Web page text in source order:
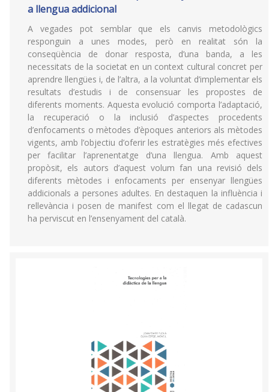
a llengua addicional
A vegades pot semblar que els canvis metodològics
responguin a unes modes, però en realitat són la
conseqüència de donar resposta, d’una banda, a les
necessitats de la societat en un context cultural concret per
aprendre llengües i, de l’altra, a la voluntat d’implementar els
resultats d’estudis i de consensuar les propostes de
diferents moments. Aquesta evolució comporta l’adaptació,
la recuperació o la inclusió d’aspectes procedents
d’enfocaments o mètodes d’èpoques anteriors als mètodes
vigents, amb l’objectiu d’oferir les estratègies més efectives
per facilitar l’aprenentatge d’una llengua. Amb aquest
propòsit, els autors d’aquest volum fan una revisió dels
diferents mètodes i enfocaments per ensenyar llengües
addicionals a persones adultes. En destaquen la influència i
rellevància i posen de manifest com el llegat de cadascun
ha perviscut en l’ensenyament del català.